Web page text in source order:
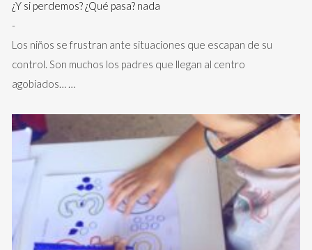
¿Y si perdemos? ¿Qué pasa? nada
-
Los niños se frustran ante situaciones que escapan de su
control. Son muchos los padres que llegan al centro
agobiados… …